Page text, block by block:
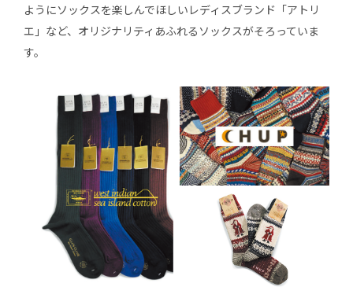
ようにソックスを楽しんでほしいレディスブランド「アトリ
エ」など、オリジナリティあふれるソックスがそろっていま
す。